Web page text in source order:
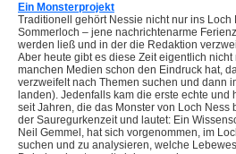
Ein Monsterprojekt
Traditionell gehört Nessie nicht nur ins Loch
Sommerloch – jene nachrichtenarme
werden ließ und in der die Redaktion
Aber heute gibt es diese Zeit eigentlich
manchen Medien schon den Eindruck hat,
verzweifelt nach Themen suchen und dann
landen). Jedenfalls kam die erste echte
seit Jahren, die das Monster von Loch Ness
der Sauregurkenzeit und lautet: Ein
Neil Gemmel, hat sich vorgenommen, im
suchen und zu analysieren, welche